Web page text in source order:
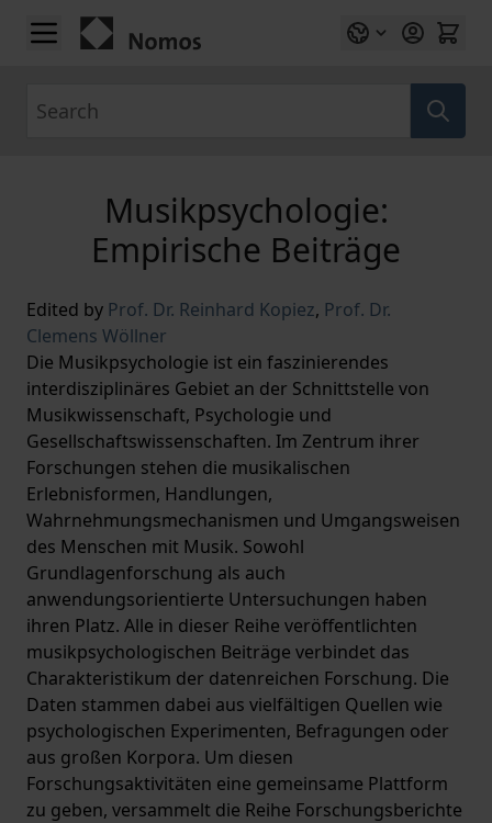
Skip to Content
Musikpsychologie:
Empirische Beiträge
Edited by Prof. Dr. Reinhard Kopiez, Prof. Dr.
Clemens Wöllner
Die Musikpsychologie ist ein faszinierendes
interdisziplinäres Gebiet an der Schnittstelle von
Musikwissenschaft, Psychologie und
Gesellschaftswissenschaften. Im Zentrum ihrer
Forschungen stehen die musikalischen
Erlebnisformen, Handlungen,
Wahrnehmungsmechanismen und Umgangsweisen
des Menschen mit Musik. Sowohl
Grundlagenforschung als auch
anwendungsorientierte Untersuchungen haben
ihren Platz. Alle in dieser Reihe veröffentlichten
musikpsychologischen Beiträge verbindet das
Charakteristikum der datenreichen Forschung. Die
Daten stammen dabei aus vielfältigen Quellen wie
psychologischen Experimenten, Befragungen oder
aus großen Korpora. Um diesen
Forschungsaktivitäten eine gemeinsame Plattform
zu geben, versammelt die Reihe Forschungsberichte